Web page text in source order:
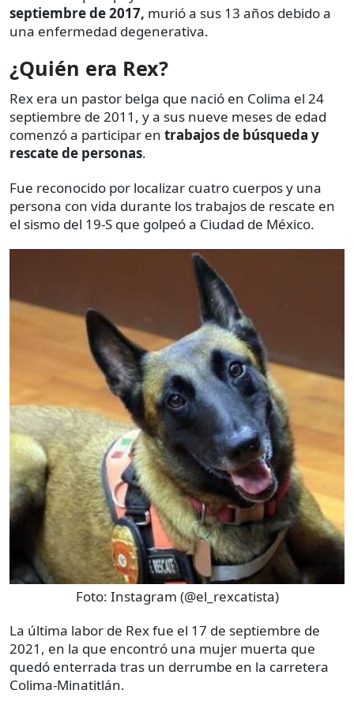
septiembre de 2017, murió a sus 13 años debido a
una enfermedad degenerativa.
¿Quién era Rex?
Rex era un pastor belga que nació en Colima el 24
septiembre de 2011, y a sus nueve meses de edad
comenzó a participar en trabajos de búsqueda y
rescate de personas.
Fue reconocido por localizar cuatro cuerpos y una
persona con vida durante los trabajos de rescate en
el sismo del 19-S que golpeó a Ciudad de México.
Foto: Instagram (@el_rexcatista)
La última labor de Rex fue el 17 de septiembre de
2021, en la que encontró una mujer muerta que
quedó enterrada tras un derrumbe en la carretera
Colima-Minatitlán.